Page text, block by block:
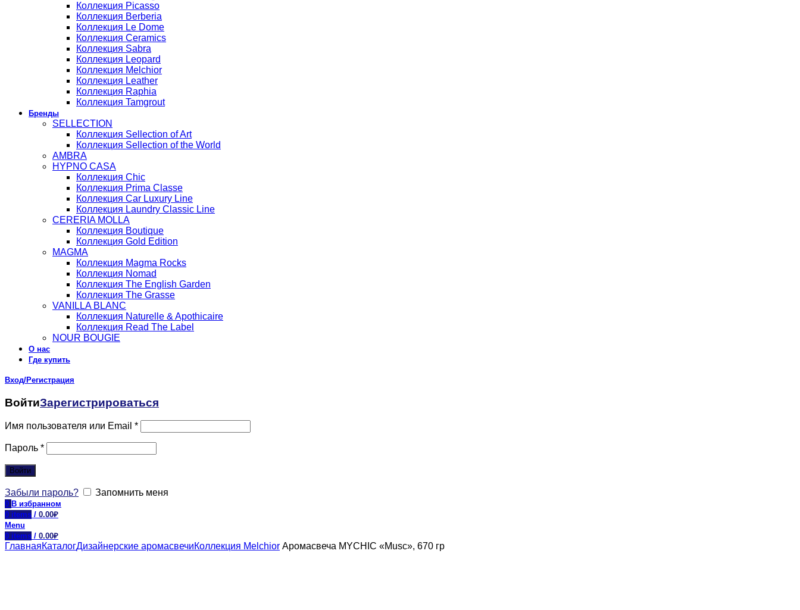
Коллекция Picasso
Коллекция Berberia
Коллекция Le Dome
Коллекция Ceramics
Коллекция Sabra
Коллекция Leopard
Коллекция Melchior
Коллекция Leather
Коллекция Raphia
Коллекция Tamgrout
Бренды
SELLECTION
Коллекция Sellection of Art
Коллекция Sellection of the World
AMBRA
HYPNO CASA
Коллекция Chic
Коллекция Prima Classe
Коллекция Car Luxury Line
Коллекция Laundry Classic Line
CERERIA MOLLA
Коллекция Boutique
Коллекция Gold Edition
MAGMA
Коллекция Magma Rocks
Коллекция Nomad
Коллекция The English Garden
Коллекция The Grasse
VANILLA BLANC
Коллекция Naturelle & Apothicaire
Коллекция Read The Label
NOUR BOUGIE
О нас
Где купить
Вход/Регистрация
ВойтиЗарегистрироваться
Имя пользователя или Email *
Пароль *
Войти
Забыли пароль? Запомнить меня
0 В избранном
0 items / 0.00₽
Menu
0 items / 0.00₽
ГлавнаяКаталогДизайнерские аромасвечиКоллекция Melchior Аромасвеча MYCHIC «Musc», 670 гр